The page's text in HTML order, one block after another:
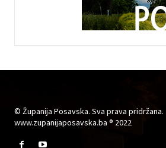
© Županija Posavska. Sva prava pridržana.
www.zupanijaposavska.ba ® 2022